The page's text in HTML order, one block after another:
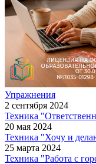
Упражнения
2 сентября 2024
Техника
20 мая 2024
Техника "Хочу и
25 марта 2024
Техника "Работа с